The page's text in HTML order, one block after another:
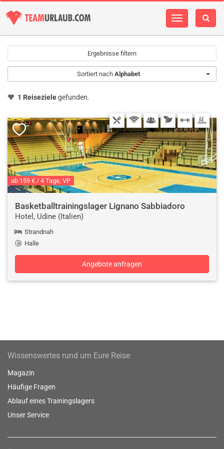
Navigation
Ergebnisse filtern
Sortiert nach Alphabet
1 Reisezielegefunden.
ab 159 € / 4 Tage, VP
Basketballtrainingslager Lignano Sabbiadoro
Hotel, Udine (Italien)
Strandnah
Halle
Angebote anfragen
Wissenswertes rund um Eure Reise
Magazin
Häufige Fragen
Ablauf eines Trainingslagers
Unser Service